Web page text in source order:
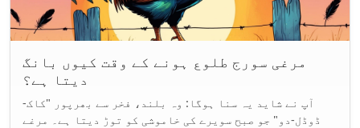
مرغی سورج طلوع ہونے کے وقت کیوں بانگ
دیتا ہے؟
آپ نے شاید یہ سنا ہوگا: وہ بلند، فخر سے بھرپور "کاک-
ڈوڈل-دو" جو صبح سویرے کی خاموشی کو توڑ دیتا ہے۔ مرغے